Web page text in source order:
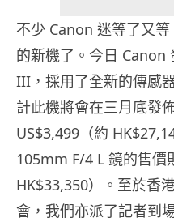
不少 Canon 迷等了又
的新機了。今日 Canon
III，採用了全新的傳感
計此機將會在三月底發
US$3,499（約
105mm F/4 L 鏡的售價
HK$33,350）。至於香
會，我們亦派了記者到